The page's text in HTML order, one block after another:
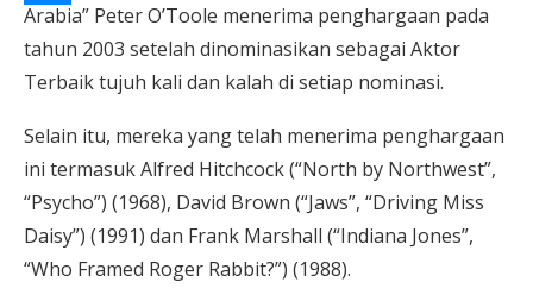
Arabia” Peter O’Toole menerima penghargaan pada
tahun 2003 setelah dinominasikan sebagai Aktor
Terbaik tujuh kali dan kalah di setiap nominasi.
Selain itu, mereka yang telah menerima penghargaan
ini termasuk Alfred Hitchcock (“North by Northwest”,
“Psycho”) (1968), David Brown (“Jaws”, “Driving Miss
Daisy”) (1991) dan Frank Marshall (“Indiana Jones”,
“Who Framed Roger Rabbit?”) (1988).